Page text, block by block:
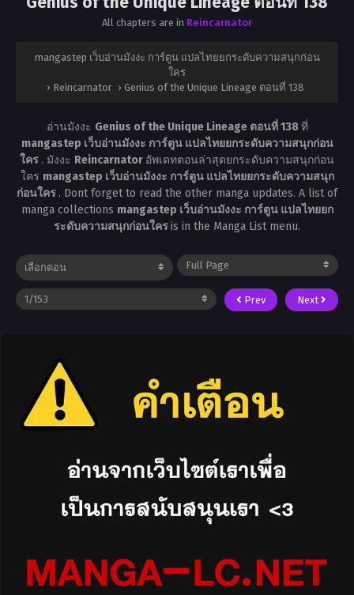
All chapters are in Reincarnator
mangastep เว็บอ่านมังงะ การ์ตูน แปลไทยยกระดับความสนุกก่อน
ใคร
› Reincarnator › Genius of the Unique Lineage ตอนที่ 138
อ่านมังงะ Genius of the Unique Lineage ตอนที่ 138ที่
mangastep เว็บอ่านมังงะ การ์ตูน แปลไทยยกระดับความสนุกก่อน
ใคร . มังงะ Reincarnator อัพเดทตอนล่าสุดยกระดับความสนุกก่อน
ใคร mangastep เว็บอ่านมังงะ การ์ตูน แปลไทยยกระดับความสนุก
ก่อนใคร . Dont forget to read the other manga updates. A list of
manga collections mangastep เว็บอ่านมังงะ การ์ตูน แปลไทยยก
ระดับความสนุกก่อนใครis in the Manga List menu.
Prev Next